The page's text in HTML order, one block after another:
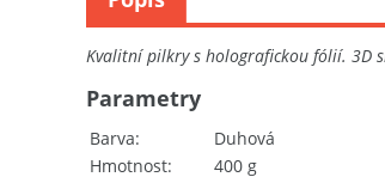
Kvalitní pilkry s holografickou fólií. 3D
Barva
Duhová
Hmotnost
400 g
Parametry